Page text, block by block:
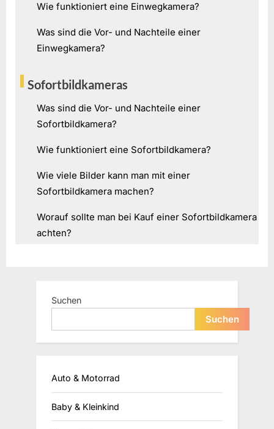
Wie funktioniert eine Einwegkamera?
Was sind die Vor- und Nachteile einer
Einwegkamera?
Sofortbildkameras
Was sind die Vor- und Nachteile einer
Sofortbildkamera?
Wie funktioniert eine Sofortbildkamera?
Wie viele Bilder kann man mit einer
Sofortbildkamera machen?
Worauf sollte man bei Kauf einer Sofortbildkamera
achten?
Suchen
Suchen
Auto & Motorrad
Baby & Kleinkind